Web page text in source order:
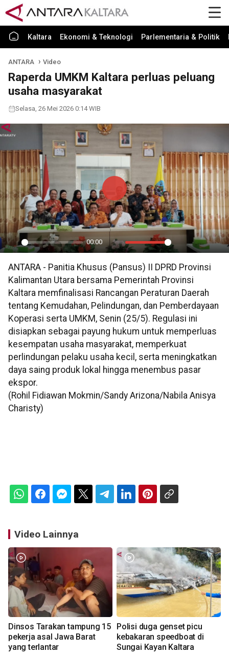
Kaltara Ekonomi & Teknologi Parlementaria & Politik
ANTARA Video
Raperda UMKM Kaltara perluas peluang
usaha masyarakat
Selasa, 26 Mei 2026 0:14 WIB
Play
00:00
Mute Settings
PIP
Play
ANTARA - Panitia Khusus (Pansus) II DPRD Provinsi
Kalimantan Utara bersama Pemerintah Provinsi
Kaltara memfinalisasi Rancangan Peraturan Daerah
tentang Kemudahan, Pelindungan, dan Pemberdayaan
Koperasi serta UMKM, Senin (25/5). Regulasi ini
disiapkan sebagai payung hukum untuk memperluas
kesempatan usaha masyarakat, memperkuat
perlindungan pelaku usaha kecil, serta meningkatkan
daya saing produk lokal hingga menembus pasar
ekspor.
(Rohil Fidiawan Mokmin/Sandy Arizona/Nabila Anisya
Charisty)
Video Lainnya
Dinsos Tarakan tampung 15
pekerja asal Jawa Barat
yang terlantar
Polisi duga genset picu
kebakaran speedboat di
Sungai Kayan Kaltara